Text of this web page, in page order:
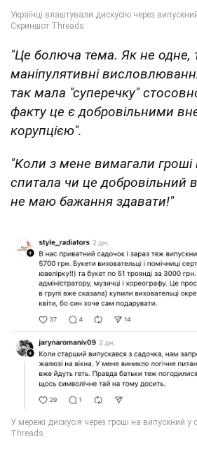
"Це болюча тема. Як не одне,
маніпулятивні
так мала "суперечку"
факту це є добровільними
корупцією".
"Коли з мене вимагали
спитала чи це добровільний
не маю бажання здавати!"